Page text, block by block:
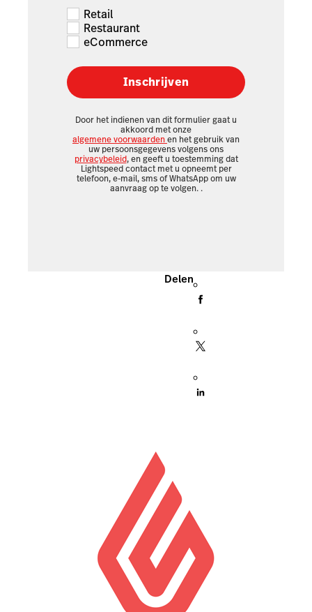
Retail
Restaurant
eCommerce
Inschrijven
Door het indienen van dit formulier gaat u
akkoord met onze
algemene voorwaardenen het gebruik van
uw persoonsgegevens volgens ons
privacybeleid, en geeft u toestemming dat
Lightspeed contact met u opneemt per
telefoon, e-mail, sms of WhatsApp om uw
aanvraag op te volgen. .
Delen